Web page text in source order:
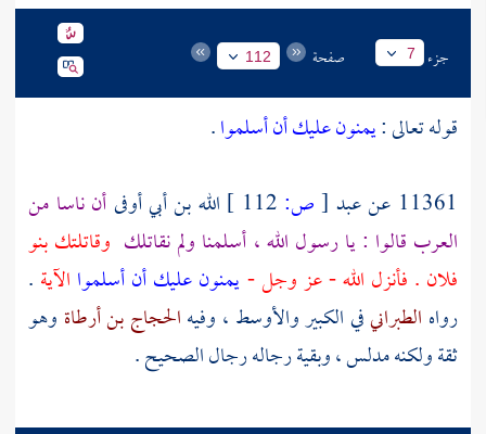
جزء 7 صفحة 112
قوله تعالى :يمنون عليك أن أسلموا.
11361 عن
عبد [ص: الله بن أبي أوفىأن ناسا من
العرب قالوا : يا رسول الله ، أسلمنا ولم نقاتلك وقاتلتك بنو
فلان . فأنزل الله - عز وجل -يمنون عليك أن أسلموا الآية .
رواه الطبرانيفي الكبير والأوسط ، وفيهالحجاج بن أرطاة وهو
ثقة ولكنه مدلس ، وبقية رجاله رجال الصحيح .